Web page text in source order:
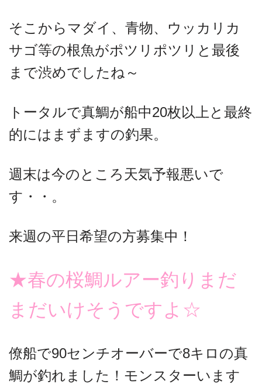
そこからマダイ、青物、ウッカリカ
サゴ等の根魚がポツリポツリと最後
まで渋めでしたね～
トータルで真鯛が船中20枚以上と最終
的にはまずますの釣果。
週末は今のところ天気予報悪いで
す・・。
来週の平日希望の方募集中！
★春の桜鯛ルアー釣りまだ
まだいけそうですよ☆
僚船で90センチオーバーで8キロの真
鯛が釣れました！モンスターいます